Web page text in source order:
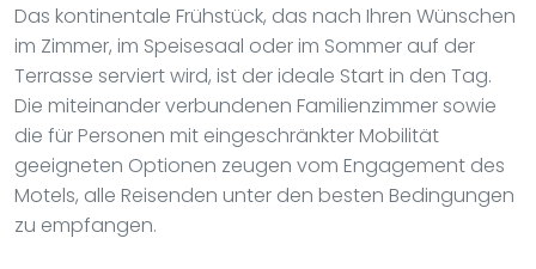
Das kontinentale Frühstück, das nach Ihren Wünschen
im Zimmer, im Speisesaal oder im Sommer auf der
Terrasse serviert wird, ist der ideale Start in den Tag.
Die miteinander verbundenen Familienzimmer sowie
die für Personen mit eingeschränkter Mobilität
geeigneten Optionen zeugen vom Engagement des
Motels, alle Reisenden unter den besten Bedingungen
zu empfangen.